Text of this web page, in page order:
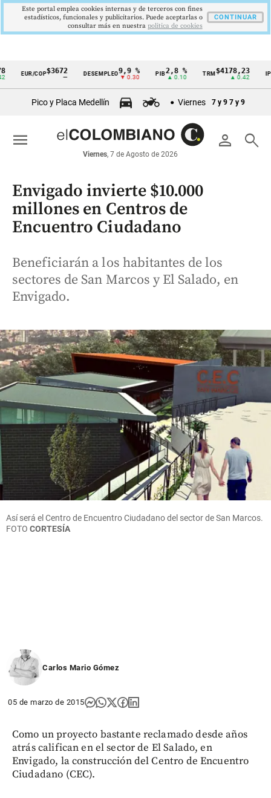
Cintillo
económicos
Colombia
EUR/COP$3672
—
DESEMPLEO9,9 %
▼ 0.30
PIB 2,8 %
▲ 0.10
TRM $4178,23
▲ 0.42
IPC
▼
Pico y Placa Medellín Viernes 7 y 9 7 y 9
person search
Viernes, 7 de Agosto de 2026
menu
Envigado invierte $10.000
millones en Centros de
Encuentro Ciudadano
Beneficiarán a los habitantes de los
sectores de San Marcos y El Salado, en
Envigado.
Así será el Centro de Encuentro Ciudadano del sector de San Marcos.
FOTO CORTESÍA
Carlos Mario Gómez
05 de marzo de 2015
Como un proyecto bastante reclamado desde años
atrás califican en el sector de El Salado, en
Envigado, la construcción del Centro de Encuentro
Ciudadano (CEC).
Este portal emplea cookies internas y de terceros con fines
estadísticos, funcionales y publicitarios. Puede aceptarlas o
consultar más en nuestra politica de cookies
CONTINUAR